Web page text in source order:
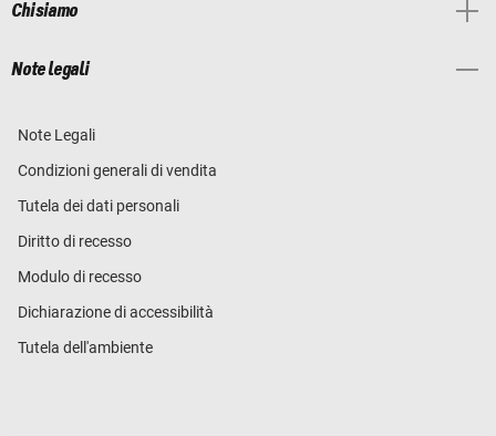
Chi siamo
Note legali
Note Legali
Condizioni generali di vendita
Tutela dei dati personali
Diritto di recesso
Modulo di recesso
Dichiarazione di accessibilità
Tutela dell'ambiente